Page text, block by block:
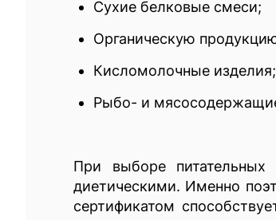
Сухие белковые смеси;
Органическую
Кисломолочные изделия;
Рыбо- и
При выборе питательных
диетическими. Именно
сертификатом